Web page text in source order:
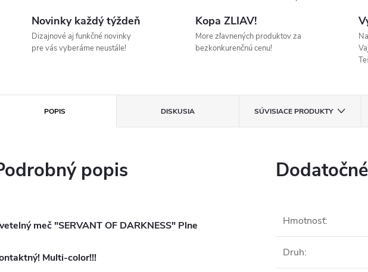
Novinky každý týždeň
Dizajnové aj funkčné novinky
pre vás vyberáme neustále!
Kopa ZLIAV!
More zľavnených produktov za
bezkonkurenčnú cenu!
POPIS DISKUSIA SÚVISIACE PRODUKTY
popis
meč "SERVANT OF DARKNESS" Plne
Multi-color!!!
Hmotnosť:
Druh: